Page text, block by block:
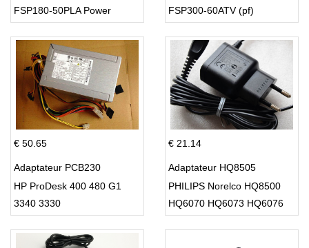
FSP180-50PLA Power
FSP300-60ATV (pf)
€ 50.65
Adaptateur PCB230
HP ProDesk 400 480 G1
3340 3330
€ 21.14
Adaptateur HQ8505
PHILIPS Norelco HQ8500
HQ6070 HQ6073 HQ6076